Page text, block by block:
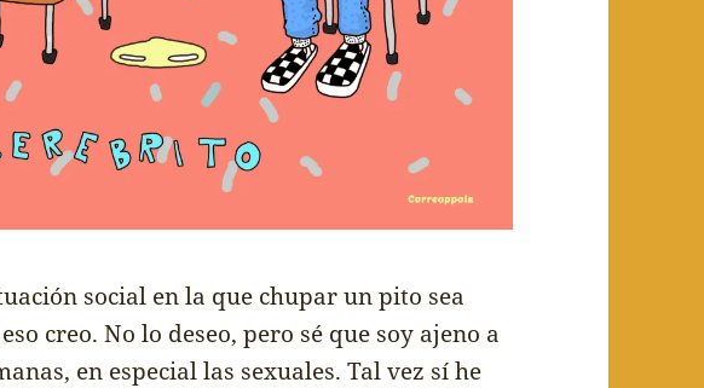
social en la que chupar un pito sea
creo. No lo deseo, pero sé que soy ajeno a
en especial las sexuales. Tal vez sí he